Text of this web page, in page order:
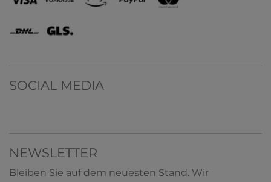
SOCIAL MEDIA
NEWSLETTER
Bleiben Sie auf dem neuesten Stand. Wir